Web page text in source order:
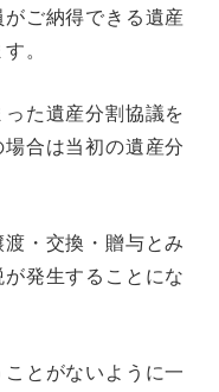
ご納得できる遺産
。
た遺産分割協議を
合は当初の遺産分
・交換・贈与とみ
発生することにな
とがないように一